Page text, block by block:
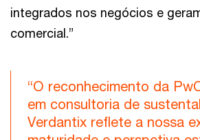
integrados nos negócios e
comercial.”
“O reconhecimento da
em consultoria de
Verdantix reflete a nossa